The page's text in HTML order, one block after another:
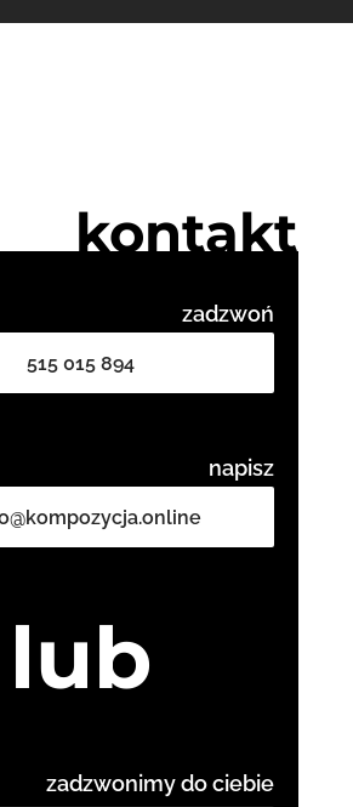
kontakt
zadzwoń
515 015 894
napisz
lub
zadzwonimy do ciebie